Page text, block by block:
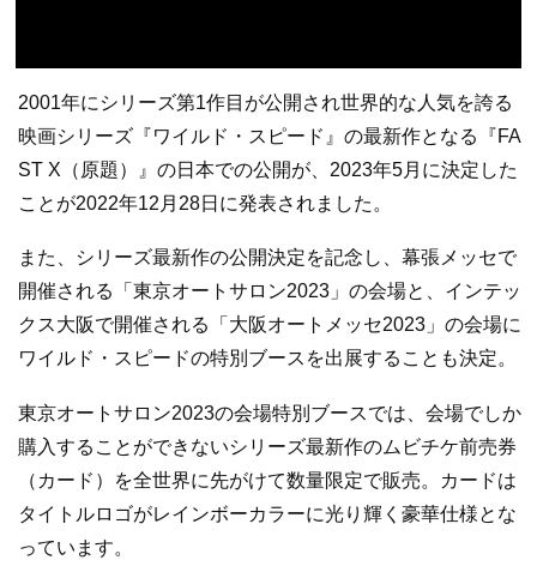
2001年にシリーズ第1作目が公開され世界的な人気を誇る
映画シリーズ『ワイルド・スピード』の最新作となる『FA
ST X（原題）』の日本での公開が、2023年5月に決定した
ことが2022年12月28日に発表されました。
また、シリーズ最新作の公開決定を記念し、幕張メッセで
開催される「東京オートサロン2023」の会場と、インテッ
クス大阪で開催される「大阪オートメッセ2023」の会場に
ワイルド・スピードの特別ブースを出展することも決定。
東京オートサロン2023の会場特別ブースでは、会場でしか
購入することができないシリーズ最新作のムビチケ前売券
（カード）を全世界に先がけて数量限定で販売。カードは
タイトルロゴがレインボーカラーに光り輝く豪華仕様とな
っています。